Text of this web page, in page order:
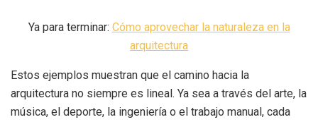
Ya para terminar: Cómo aprovechar la naturaleza en la
arquitectura
Estos ejemplos muestran que el camino hacia la
arquitectura no siempre es lineal. Ya sea a través del arte, la
música, el deporte, la ingeniería o el trabajo manual, cada